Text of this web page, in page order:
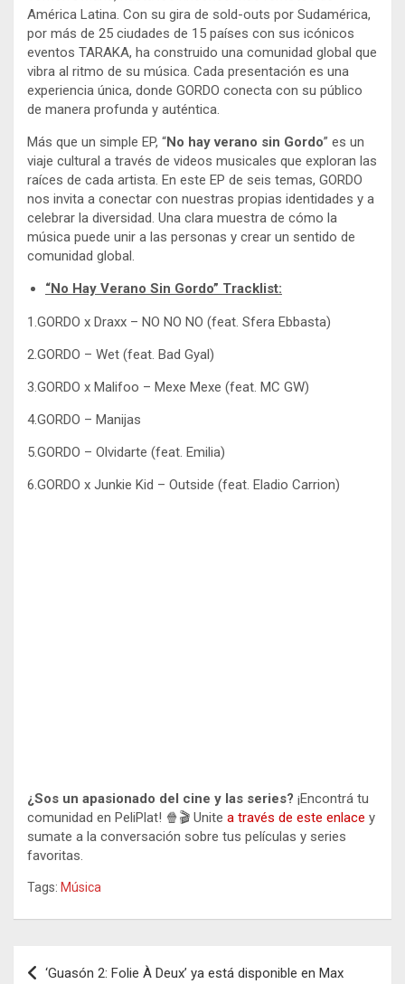
América Latina. Con su gira de sold-outs por Sudamérica,
por más de 25 ciudades de 15 países con sus icónicos
eventos TARAKA, ha construido una comunidad global que
vibra al ritmo de su música. Cada presentación es una
experiencia única, donde GORDO conecta con su público
de manera profunda y auténtica.
Más que un simple EP, “No hay verano sin Gordo” es un
viaje cultural a través de videos musicales que exploran las
raíces de cada artista. En este EP de seis temas, GORDO
nos invita a conectar con nuestras propias identidades y a
celebrar la diversidad. Una clara muestra de cómo la
música puede unir a las personas y crear un sentido de
comunidad global.
“No Hay Verano Sin Gordo” Tracklist:
1.GORDO x Draxx – NO NO NO (feat. Sfera Ebbasta)
2.GORDO – Wet (feat. Bad Gyal)
3.GORDO x Malifoo – Mexe Mexe (feat. MC GW)
4.GORDO – Manijas
5.GORDO – Olvidarte (feat. Emilia)
6.GORDO x Junkie Kid – Outside (feat. Eladio Carrion)
¿Sos un apasionado del cine y las series? ¡Encontrá tu
comunidad en PeliPlat! 🍿🎬 Unite a través de este enlace y
sumate a la conversación sobre tus películas y series
favoritas.
Tags: Música
Navegación
‘Guasón 2: Folie À Deux’ ya está disponible en Max